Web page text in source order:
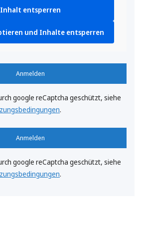
Inhalt entsperren
und Inhalte entsperren
Anmelden
google reCaptcha geschützt, siehe
.
Anmelden
google reCaptcha geschützt, siehe
.